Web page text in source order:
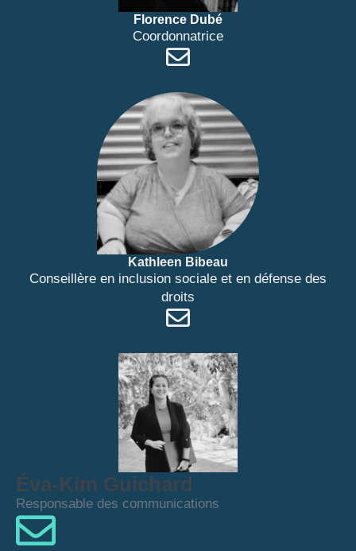
Florence Dubé
Coordonnatrice
Kathleen Bibeau
Conseillère en inclusion sociale et en défense des
droits
Éva-Kim Guichard
Responsable des communications